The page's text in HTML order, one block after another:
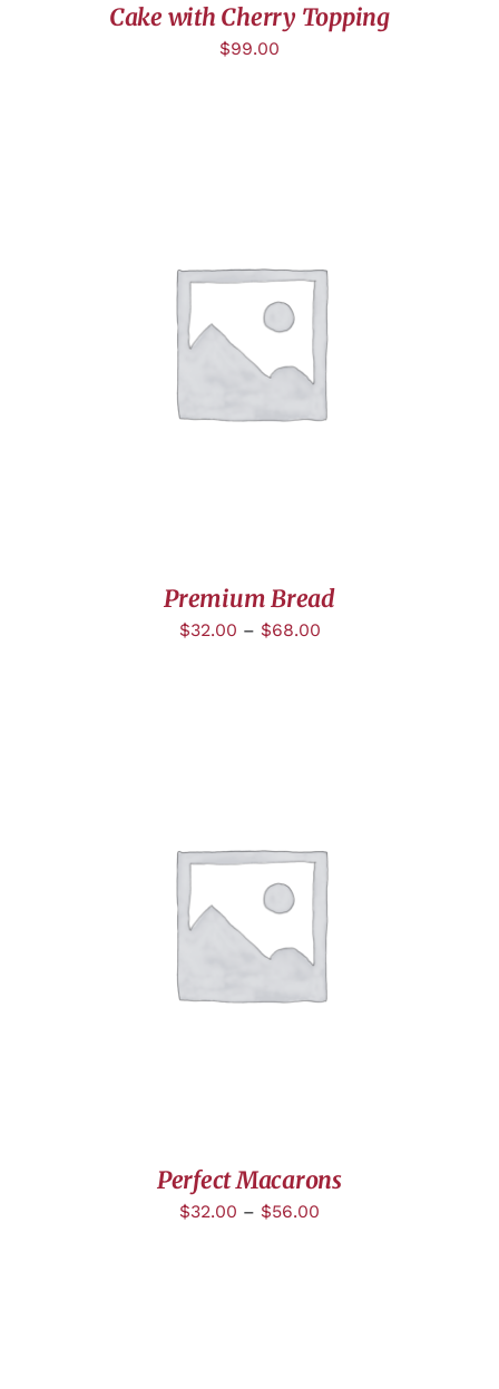
Cake with Cherry Topping
$99.00
CHOIX DES OPTIONS
Premium Bread
$32.00 – $68.00
DÉTAILS
Perfect Macarons
$32.00 – $56.00